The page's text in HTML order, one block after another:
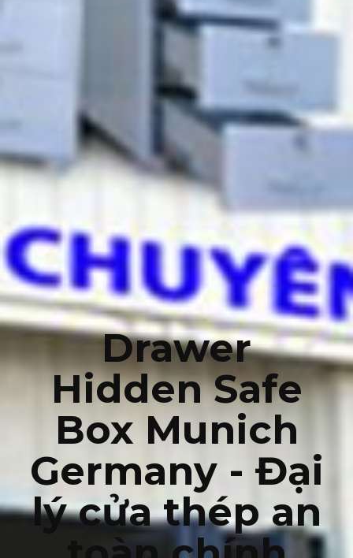
Drawer
Hidden Safe
Box Munich
Germany - Đại
lý cửa thép an